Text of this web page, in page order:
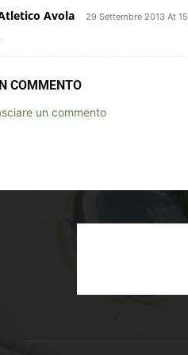
Avola 29 Settembre 2013 At
COMMENTO
un commento